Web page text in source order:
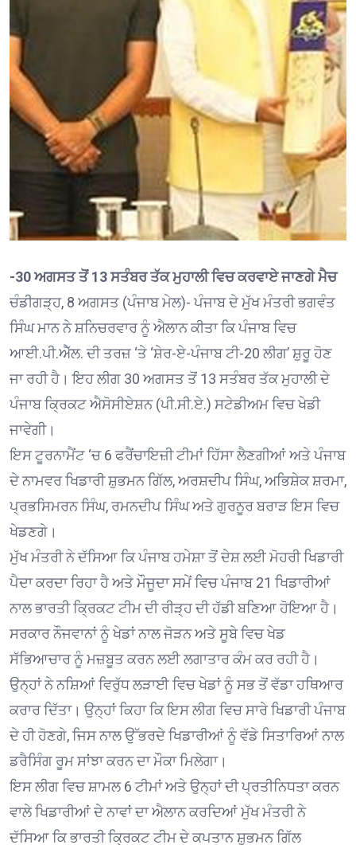
-30 ਅਗਸਤ ਤੋਂ 13 ਸਤੰਬਰ ਤੱਕ ਮੁਹਾਲੀ ਵਿਚ ਕਰਵਾਏ ਜਾਣਗੇ ਮੈਚ
ਚੰਡੀਗੜ੍ਹ, 8 ਅਗਸਤ (ਪੰਜਾਬ ਮੇਲ)- ਪੰਜਾਬ ਦੇ ਮੁੱਖ ਮੰਤਰੀ ਭਗਵੰਤ
ਸਿੰਘ ਮਾਨ ਨੇ ਸ਼ਨਿਚਰਵਾਰ ਨੂੰ ਐਲਾਨ ਕੀਤਾ ਕਿ ਪੰਜਾਬ ਵਿਚ
ਆਈ.ਪੀ.ਐੱਲ. ਦੀ ਤਰਜ਼ ‘ਤੇ ‘ਸ਼ੇਰ-ਏ-ਪੰਜਾਬ ਟੀ-20 ਲੀਗ’ ਸ਼ੁਰੂ ਹੋਣ
ਜਾ ਰਹੀ ਹੈ। ਇਹ ਲੀਗ 30 ਅਗਸਤ ਤੋਂ 13 ਸਤੰਬਰ ਤੱਕ ਮੁਹਾਲੀ ਦੇ
ਪੰਜਾਬ ਕ੍ਰਿਕਟ ਐਸੋਸੀਏਸ਼ਨ (ਪੀ.ਸੀ.ਏ.) ਸਟੇਡੀਅਮ ਵਿਚ ਖੇਡੀ
ਜਾਵੇਗੀ।
ਇਸ ਟੂਰਨਾਮੈਂਟ ‘ਚ 6 ਫਰੈਂਚਾਇਜ਼ੀ ਟੀਮਾਂ ਹਿੱਸਾ ਲੈਣਗੀਆਂ ਅਤੇ ਪੰਜਾਬ
ਦੇ ਨਾਮਵਰ ਖਿਡਾਰੀ ਸ਼ੁਭਮਨ ਗਿੱਲ, ਅਰਸ਼ਦੀਪ ਸਿੰਘ, ਅਭਿਸ਼ੇਕ ਸ਼ਰਮਾ,
ਪ੍ਰਭਸਿਮਰਨ ਸਿੰਘ, ਰਮਨਦੀਪ ਸਿੰਘ ਅਤੇ ਗੁਰਨੂਰ ਬਰਾੜ ਇਸ ਵਿਚ
ਖੇਡਣਗੇ।
ਮੁੱਖ ਮੰਤਰੀ ਨੇ ਦੱਸਿਆ ਕਿ ਪੰਜਾਬ ਹਮੇਸ਼ਾ ਤੋਂ ਦੇਸ਼ ਲਈ ਮੋਹਰੀ ਖਿਡਾਰੀ
ਪੈਦਾ ਕਰਦਾ ਰਿਹਾ ਹੈ ਅਤੇ ਮੌਜੂਦਾ ਸਮੇਂ ਵਿਚ ਪੰਜਾਬ 21 ਖਿਡਾਰੀਆਂ
ਨਾਲ ਭਾਰਤੀ ਕ੍ਰਿਕਟ ਟੀਮ ਦੀ ਰੀੜ੍ਹ ਦੀ ਹੱਡੀ ਬਣਿਆ ਹੋਇਆ ਹੈ।
ਸਰਕਾਰ ਨੌਜਵਾਨਾਂ ਨੂੰ ਖੇਡਾਂ ਨਾਲ ਜੋੜਨ ਅਤੇ ਸੂਬੇ ਵਿਚ ਖੇਡ
ਸੱਭਿਆਚਾਰ ਨੂੰ ਮਜ਼ਬੂਤ ਕਰਨ ਲਈ ਲਗਾਤਾਰ ਕੰਮ ਕਰ ਰਹੀ ਹੈ।
ਉਨ੍ਹਾਂ ਨੇ ਨਸ਼ਿਆਂ ਵਿਰੁੱਧ ਲੜਾਈ ਵਿਚ ਖੇਡਾਂ ਨੂੰ ਸਭ ਤੋਂ ਵੱਡਾ ਹਥਿਆਰ
ਕਰਾਰ ਦਿੱਤਾ। ਉਨ੍ਹਾਂ ਕਿਹਾ ਕਿ ਇਸ ਲੀਗ ਵਿਚ ਸਾਰੇ ਖਿਡਾਰੀ ਪੰਜਾਬ
ਦੇ ਹੀ ਹੋਣਗੇ, ਜਿਸ ਨਾਲ ਉੱਭਰਦੇ ਖਿਡਾਰੀਆਂ ਨੂੰ ਵੱਡੇ ਸਿਤਾਰਿਆਂ ਨਾਲ
ਡਰੈਸਿੰਗ ਰੂਮ ਸਾਂਝਾ ਕਰਨ ਦਾ ਮੌਕਾ ਮਿਲੇਗਾ।
ਇਸ ਲੀਗ ਵਿਚ ਸ਼ਾਮਲ 6 ਟੀਮਾਂ ਅਤੇ ਉਨ੍ਹਾਂ ਦੀ ਪ੍ਰਤੀਨਿਧਤਾ ਕਰਨ
ਵਾਲੇ ਖਿਡਾਰੀਆਂ ਦੇ ਨਾਵਾਂ ਦਾ ਐਲਾਨ ਕਰਦਿਆਂ ਮੁੱਖ ਮੰਤਰੀ ਨੇ
ਦੱਸਿਆ ਕਿ ਭਾਰਤੀ ਕ੍ਰਿਕਟ ਟੀਮ ਦੇ ਕਪਤਾਨ ਸ਼ੁਭਮਨ ਗਿੱਲ